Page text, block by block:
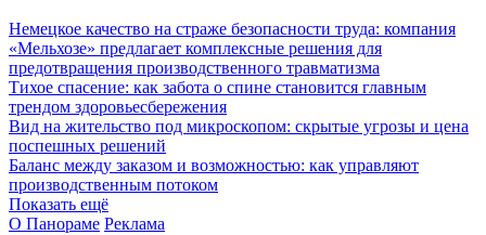
Немецкое качество на страже безопасности труда: компания
«Мельхозе» предлагает комплексные решения для
предотвращения производственного травматизма
Тихое спасение: как забота о спине становится главным
трендом здоровьесбережения
Вид на жительство под микроскопом: скрытые угрозы и цена
поспешных решений
Баланс между заказом и возможностью: как управляют
производственным потоком
Показать ещё
О Панораме Реклама